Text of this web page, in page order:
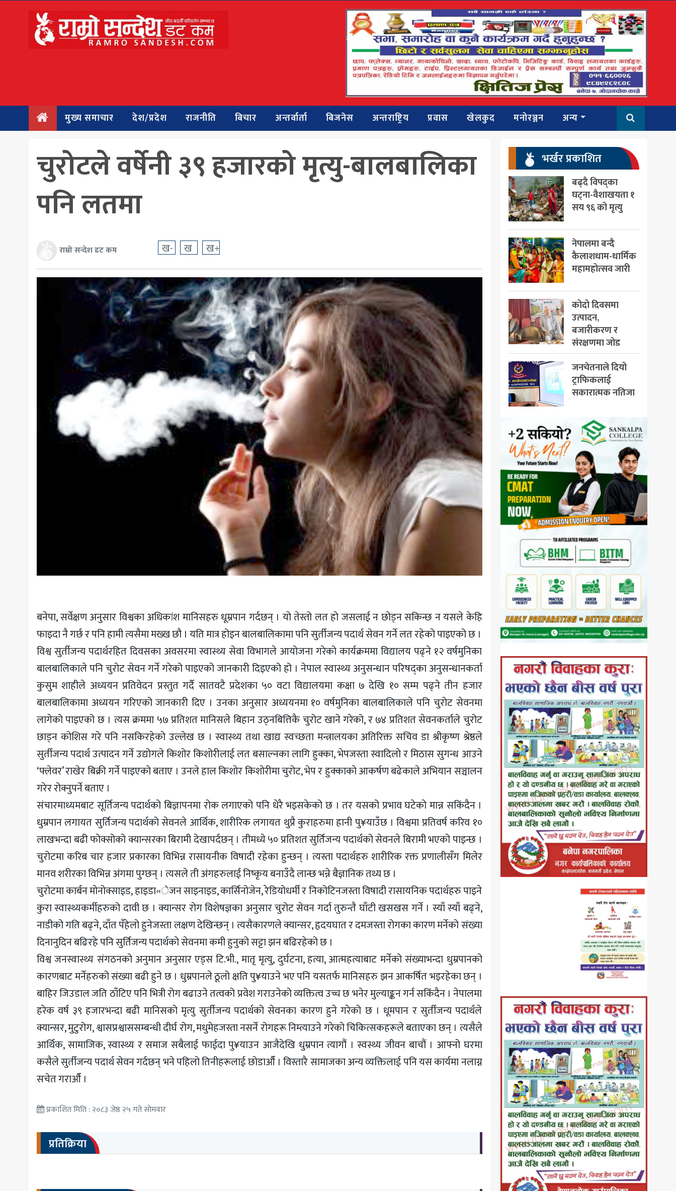
राजनीति
बिचार
अन्तराष्ट्रिय
मनोरञ्जन
मुख्य समाचार देश/प्रदेश राजनीति बिचार अन्तर्वार्ता बिजनेस अन्तराष्ट्रिय प्रवास खेलकुद मनोरञ्जन अन्य
चुरोटले वर्षेनी ३९ हजारको मृत्यु-बालबालिका
पनि लतमा
राम्रो सन्देश डट कम ख- ख ख+
बनेपा, सर्वेक्षण अनुसार विश्वका अधिकांश मानिसहरु धूम्रपान गर्दछन् । यो तेस्तो लत हो जसलाई न छोड्न सकिन्छ न यसले केहि
फाइदा नै गर्छ र पनि हामी त्यसैमा मख्ख छौ । यति मात्र होइन बालबालिकामा पनि सुर्तीजन्य पदार्थ सेवन गर्ने लत रहेको पाइएको छ ।
विश्व सुर्तीजन्य पदार्थरहित दिवसका अवसरमा स्वास्थ्य सेवा विभागले आयोजना गरेको कार्यक्रममा विद्यालय पढ्ने १२ वर्षमुनिका
बालबालिकाले पनि चुरोट सेवन गर्ने गरेको पाइएको जानकारी दिइएको हो । नेपाल स्वास्थ्य अनुसन्धान परिषद्का अनुसन्धानकर्ता
कुसुम शाहीले अध्ययन प्रतिवेदन प्रस्तुत गर्दै सातवटै प्रदेशका ५० वटा विद्यालयमा कक्षा ७ देखि १० सम्म पढ्ने तीन हजार
बालबालिकामा अध्ययन गरिएको जानकारी दिए । उनका अनुसार अध्ययनमा १० वर्षमुनिका बालबालिकाले पनि चुरोट सेवनमा
लागेको पाइएको छ । त्यस क्रममा ५७ प्रतिशत मानिसले बिहान उठ्नबित्तिकै चुरोट खाने गरेको, र ७४ प्रतिशत सेवनकर्ताले चुरोट
छाड्न कोशिस गरे पनि नसकिरहेको उल्लेख छ । स्वास्थ्य तथा खाद्य स्वच्छता मन्त्रालयका अतिरिक्त सचिव डा श्रीकृष्ण श्रेष्ठले
सुर्तीजन्य पदार्थ उत्पादन गर्ने उद्योगले किशोर किशोरीलाई लत बसाल्नका लागि हुक्का, भेपजस्ता स्वादिलो र मिठास सुगन्ध आउने
‘फ्लेवर’ राखेर बिक्री गर्ने पाइएको बताए । उनले हाल किशोर किशोरीमा चुरोट, भेप र हुक्काको आकर्षण बढेकाले अभियान सञ्चालन
गरेर रोक्नुपर्ने बताए ।
संचारमाध्यमबाट सूर्तिजन्य पदार्थको बिज्ञापनमा रोक लगाएको पनि धेरै भइसकेको छ । तर यसको प्रभाव घटेको मान्न सकिंदैन ।
धुम्रपान लगायत सुर्तिजन्य पदार्थको सेवनले आर्थिक, शारीरिक लगायत थुप्रै कुराहरुमा हानी पु¥याउँछ । विश्वमा प्रतिवर्ष करिव १०
लाखभन्दा बढी फोक्सोको क्यान्सरका बिरामी देखापर्दछन् । तीमध्ये ५० प्रतिशत सुर्तिजन्य पदार्थको सेवनले बिरामी भएको पाइन्छ ।
चुरोटमा करिब चार हजार प्रकारका विभिन्न रासायनीक विषादी रहेका हुन्छन् । त्यस्ता पदार्थहरु शारीरिक रक्त प्रणालीसँग मिलेर
मानव शरीरका विभिन्न अंगमा पुग्छन् । त्यसले ती अंगहरुलाई निष्कृय बनाउँदै लान्छ भन्ने बैज्ञानिक तथ्य छ ।
चुरोटमा कार्बन मोनोक्साइड, हाइडा«ेजन साइनाइड, कार्सिनोजेन, रेडियोधर्मी र निकोटिनजस्ता विषादी रासायनिक पदार्थहरु पाइने
कुरा स्वास्थ्यकर्मीहरुको दावी छ । क्यान्सर रोग विशेषज्ञका अनुसार चुरोट सेवन गर्दा तुरुन्तै घाँटी खसखस गर्ने । स्याँ स्याँ बढ्ने,
नाडीको गति बढ्ने, दाँत पँहेलो हुनेजस्ता लक्षण देखिन्छन् । त्यसैकारणले क्यान्सर, हृदयघात र दमजस्ता रोगका कारण मर्नेको संख्या
दिनानुदिन बढिरहे पनि सुर्तिजन्य पदार्थको सेवनमा कमी हुनुको सट्टा झन बढिरहेको छ ।
विश्व जनस्वास्थ्य संगठनको अनुमान अनुसार एड्स टि.भी., मातृ मृत्यु, दुर्घटना, हत्या, आत्महत्याबाट मर्नेको संख्याभन्दा धुम्रपानको
कारणबाट मर्नेहरुको संख्या बढी हुने छ । धुम्रपानले ठूलो क्षति पु¥याउने भए पनि यसतर्फ मानिसहरु झन आकर्षित भइरहेका छन् ।
बाहिर जिउडाल जति ठाँटिए पनि भित्री रोग बढाउने तत्वको प्रवेश गराउनेको व्यक्तित्व उच्च छ भनेर मुल्याङ्कन गर्न सकिंंदैन । नेपालमा
हरेक वर्ष ३९ हजारभन्दा बढी मानिसको मृत्यु सुर्तीजन्य पदार्थको सेवनका कारण हुने गरेको छ । धूमपान र सुर्तीजन्य पदार्थले
क्यान्सर, मुटुरोग, श्वासप्रश्वाससम्बन्धी दीर्घ रोग, मधुमेहजस्ता नसर्ने रोगहरू निम्त्याउने गरेको चिकित्सकहरूले बताएका छन् । त्यसैले
आर्थिक, सामाजिक, स्वास्थ्य र समाज सबैलाई फाईदा पु¥याउन आजैदेखि धुम्रपान त्यागौं । स्वस्थ्य जीवन बाचौं । आफ्नो घरमा
कसैले सुर्तीजन्य पदार्थ सेवन गर्दछन् भने पहिलो तिनीहरूलाई छोडाऔँ । विस्तारै सामाजका अन्य व्यक्तिलाई पनि यस कार्यमा नलाग्न
सचेत गराऔँ ।
प्रकाशित मिति : २०८३ जेष्ठ २५ गते सोमवार
प्रतिक्रिया
भर्खर प्रकाशित
बढ्दै विपद्का
घट्ना-वैशाखयता १
सय ९६ को मृत्यु
नेपालमा बन्दै
कैलाशधाम-धार्मिक
महामहोत्सव जारी
कोदो दिवसमा
उत्पादन,
बजारीकरण र
संरक्षणमा जोड
जनचेतनाले दियो
ट्राफिकलाई
सकारात्मक नतिजा